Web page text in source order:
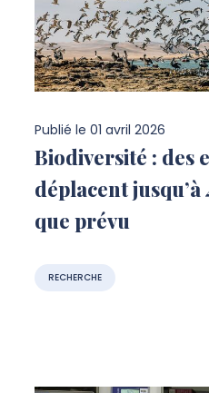
Publié le 01 avril 2026
Biodiversité : des
déplacent jusqu’à
que prévu
RECHERCHE